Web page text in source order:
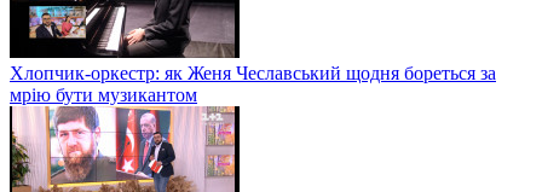
Хлопчик-оркестр: як Женя Чеславський щодня бореться за
мрію бути музикантом